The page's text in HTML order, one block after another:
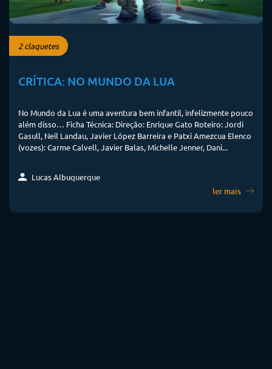
2 claquetes
CRÍTICA: NO MUNDO DA LUA
No Mundo da Lua é uma aventura bem infantil, infelizmente pouco
além disso… Ficha Técnica: Direção: Enrique Gato Roteiro: Jordi
Gasull, Neil Landau, Javier López Barreira e Patxi Amezcua Elenco
(vozes): Carme Calvell, Javier Balas, Michelle Jenner, Dani...
Lucas Albuquerque
ler mais